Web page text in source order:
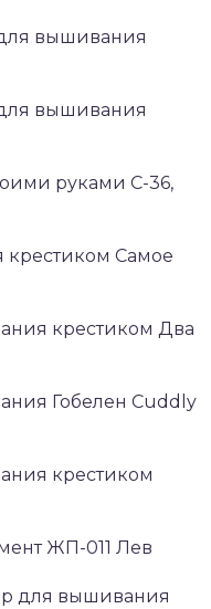
вышивания
вышивания
руками С-36,
Самое
крестиком Два
Гобелен Cuddly
крестиком
ЖП-011 Лев
для вышивания